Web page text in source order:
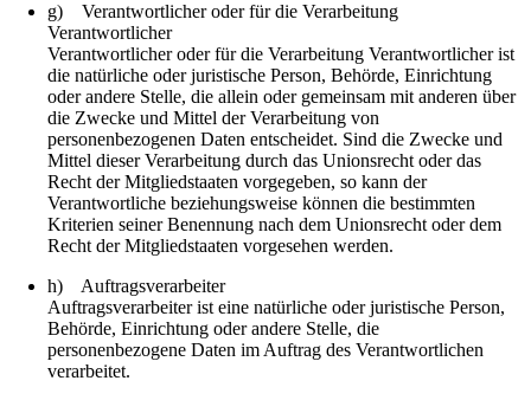
g) Verantwortlicher oder für die Verarbeitung
Verantwortlicher
Verantwortlicher oder für die Verarbeitung Verantwortlicher ist
die natürliche oder juristische Person, Behörde, Einrichtung
oder andere Stelle, die allein oder gemeinsam mit anderen über
die Zwecke und Mittel der Verarbeitung von
personenbezogenen Daten entscheidet. Sind die Zwecke und
Mittel dieser Verarbeitung durch das Unionsrecht oder das
Recht der Mitgliedstaaten vorgegeben, so kann der
Verantwortliche beziehungsweise können die bestimmten
Kriterien seiner Benennung nach dem Unionsrecht oder dem
Recht der Mitgliedstaaten vorgesehen werden.
h) Auftragsverarbeiter
Auftragsverarbeiter ist eine natürliche oder juristische Person,
Behörde, Einrichtung oder andere Stelle, die
personenbezogene Daten im Auftrag des Verantwortlichen
verarbeitet.